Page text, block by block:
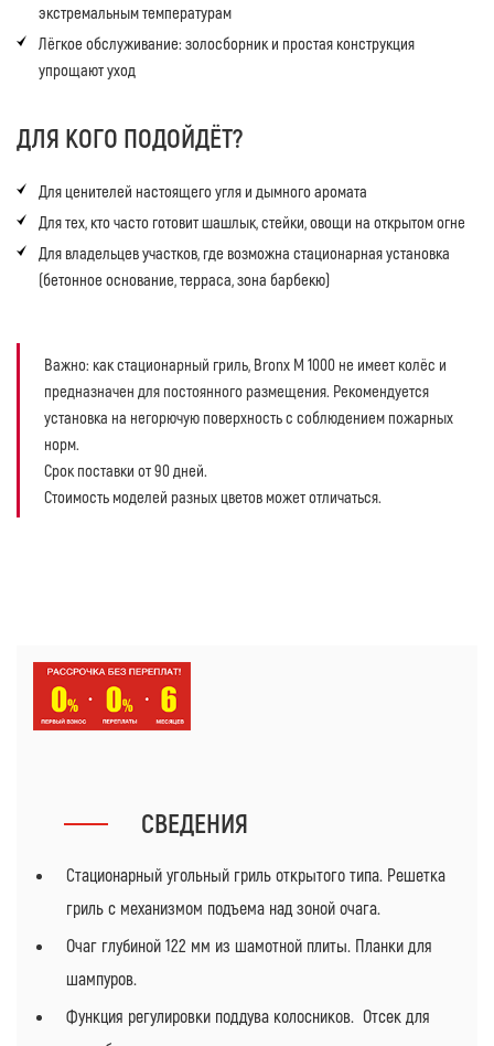
экстремальным температурам
Лёгкое обслуживание: золосборник и простая конструкция
упрощают уход
ДЛЯ КОГО ПОДОЙДЁТ?
Для ценителей настоящего угля и дымного аромата
Для тех, кто часто готовит шашлык, стейки, овощи на открытом огне
Для владельцев участков, где возможна стационарная установка
(бетонное основание, терраса, зона барбекю)
Важно: как стационарный гриль, Bronx M 1000 не имеет колёс и
предназначен для постоянного размещения. Рекомендуется
установка на негорючую поверхность с соблюдением пожарных
норм.
Срок поставки от 90 дней.
Стоимость моделей разных цветов может отличаться.
СВЕДЕНИЯ
Стационарный угольный гриль открытого типа. Решетка
гриль с механизмом подъема над зоной очага.
Очаг глубиной 122 мм из шамотной плиты. Планки для
шампуров.
Функция регулировки поддува колосников. Отсек для